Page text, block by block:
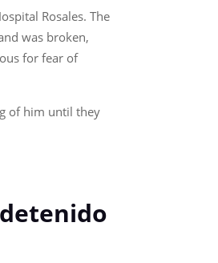
Rosales. The
was broken,
for fear of
of him until they